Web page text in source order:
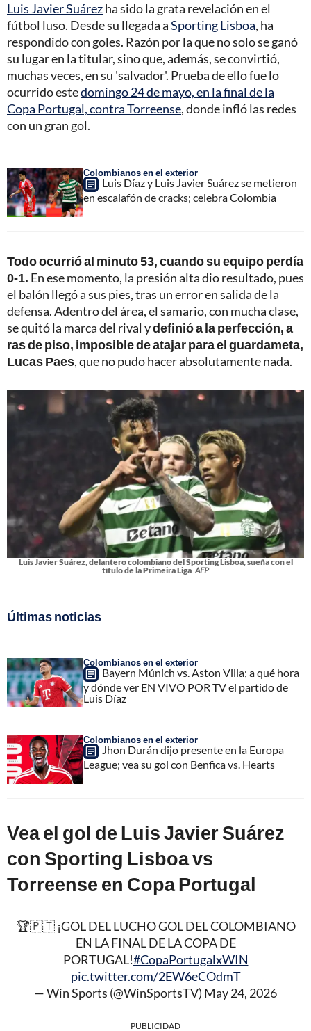
Luis Javier Suárezha sido la grata revelación en el
fútbol luso. Desde su llegada aSporting Lisboa, ha
respondido con goles. Razón por la que no solo se ganó
su lugar en la titular, sino que, además, se convirtió,
muchas veces, en su 'salvador'. Prueba de ello fue lo
ocurrido estedomingo 24 de mayo, en la final de la
Copa Portugal, contra Torreense, donde infló las redes
con un gran gol.
Colombianos en el exterior
Luis Díaz y Luis Javier Suárez se metieron
en escalafón de cracks; celebra Colombia
Todo ocurrió al minuto 53, cuando su equipo perdía
0-1. En ese momento, la presión alta dio resultado, pues
el balón llegó a sus pies, tras un error en salida de la
defensa. Adentro del área, el samario, con mucha clase,
se quitó la marca del rival ydefinió a la perfección, a
ras de piso, imposible de atajar para el guardameta,
Lucas Paes, que no pudo hacer absolutamente nada.
Luis Javier Suárez, delantero colombiano del Sporting Lisboa, sueña con el
título de la Primeira Liga AFP
Últimas noticias
Colombianos en el exterior
Bayern Múnich vs. Aston Villa; a qué hora
y dónde ver EN VIVO POR TV el partido de
Luis Díaz
Colombianos en el exterior
Jhon Durán dijo presente en la Europa
League; vea su gol con Benfica vs. Hearts
Vea el gol de Luis Javier Suárez
con Sporting Lisboa vs
Torreense en Copa Portugal
🏆🇵🇹 ¡GOL DEL LUCHO GOL DEL COLOMBIANO
EN LA FINAL DE LA COPA DE
PORTUGAL!#CopaPortugalxWIN
pic.twitter.com/2EW6eCOdmT
— Win Sports (@WinSportsTV) May 24, 2026
PUBLICIDAD